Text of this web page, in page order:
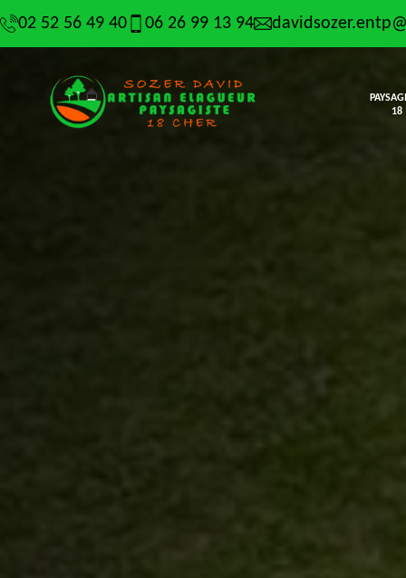
02 52 56 49 40 06 26 99 13 94
18